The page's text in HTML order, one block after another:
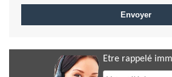
Etre rappelé